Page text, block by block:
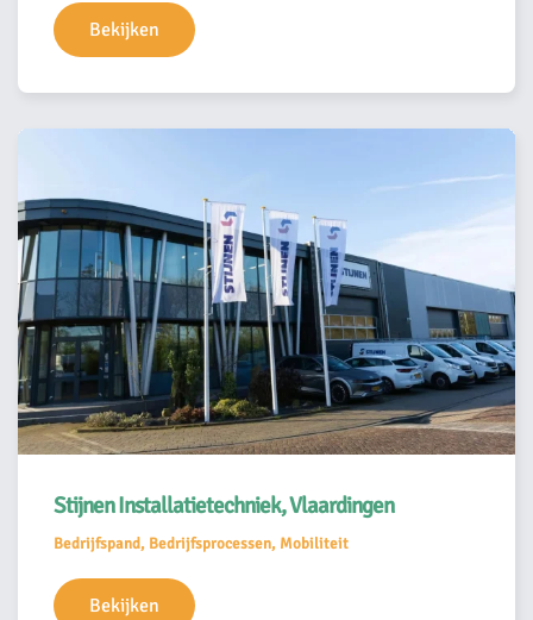
Bekijken
Stijnen Installatietechniek, Vlaardingen
Bedrijfspand, Bedrijfsprocessen, Mobiliteit
Bekijken